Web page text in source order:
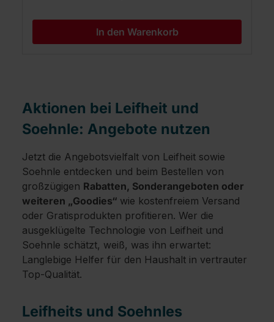
In den Warenkorb
Aktionen bei Leifheit und
Soehnle: Angebote nutzen
Jetzt die Angebotsvielfalt von Leifheit sowie
Soehnle entdecken und beim Bestellen von
großzügigen Rabatten, Sonderangeboten oder
weiteren „Goodies“ wie kostenfreiem Versand
oder Gratisprodukten profitieren. Wer die
ausgeklügelte Technologie von Leifheit und
Soehnle schätzt, weiß, was ihn erwartet:
Langlebige Helfer für den Haushalt in vertrauter
Top-Qualität.
Leifheits und Soehnles